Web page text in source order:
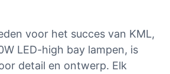
voor het succes van KML,
LED-high bay lampen, is
detail en ontwerp. Elk